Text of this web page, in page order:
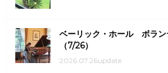
ベーリック・ホール ボラン
（7/26）
2026.07.26update